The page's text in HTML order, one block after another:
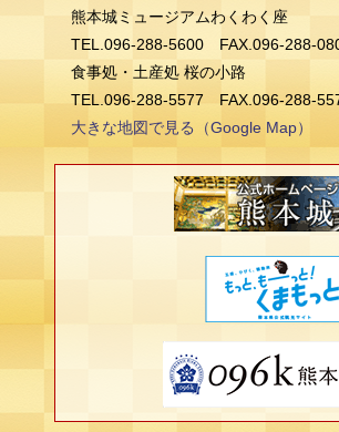
熊本城ミュージアムわくわく座
TEL.096-288-5600 FAX.096-288-
食事処・土産処 桜の小路
TEL.096-288-5577 FAX.096-288-
大きな地図で見る（Google Map）